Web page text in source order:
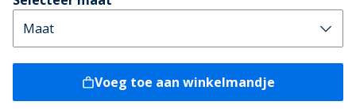
Voeg toe aan winkelmandje